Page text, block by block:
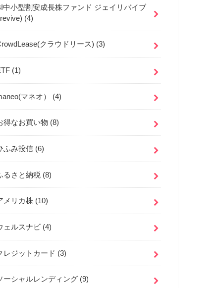
中小型割安成長株ファンド ジェイリバイブ
(4)
クラウドリース) (3)
(1)
マネオ） (4)
得なお買い物 (8)
ふみ投信 (6)
るさと納税 (8)
メリカ株 (10)
ェルスナビ (4)
レジットカード (3)
ーシャルレンディング (9)